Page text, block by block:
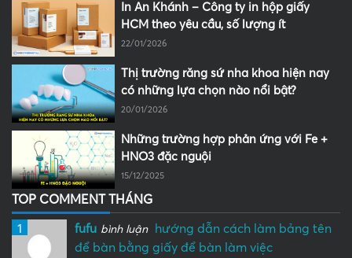
In An Khánh – Công ty in hộp giấy
HCM theo yêu cầu, số lượng ít
22/01/2026
Thị trường răng sứ nha khoa hiện nay
có những lựa chọn nào nổi bật?
20/01/2026
Những trường hợp phản ứng với Fe +
HNO3 đặc nguội
15/12/2025
TOP COMMENT THÁNG
1 fufu bình luận
hướng dẫn cách làm bảng tên
để bàn bằng giấy để bàn làm việc